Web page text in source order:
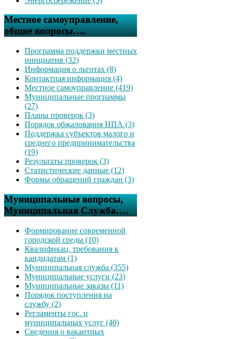
Местное самоуправление,
общие вопросы….
Программа поддержки местных
инициатив (32)
Информация о льготах (8)
Контактная информация (4)
Местное самоуправление (419)
Муниципальные программы
(27)
Планы проверок (3)
Порядок обжалования НПА (3)
Поддержка субъектов малого и
среднего предпринимательства
(19)
Результаты проверок (3)
Статистические данные (12)
Формы обращений граждан (3)
Муниципальные вопросы,
Муниципальная Служба….
Формирование современной
городской среды (10)
Квалификац. требования к
кандидатам (1)
Муниципальная служба (355)
Муниципальные услуги (23)
Муниципальные заказы (11)
Порядок поступления на
службу (2)
Регламенты гос. и
муниципальных услуг (40)
Сведения о вакантных